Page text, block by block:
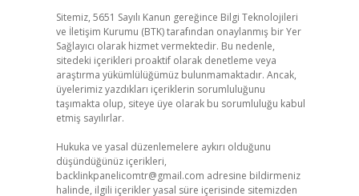
Sitemiz, 5651 Sayılı Kanun gereğince Bilgi Teknolojileri
ve İletişim Kurumu (BTK) tarafından onaylanmış bir Yer
Sağlayıcı olarak hizmet vermektedir. Bu nedenle,
sitedeki içerikleri proaktif olarak denetleme veya
araştırma yükümlülüğümüz bulunmamaktadır. Ancak,
üyelerimiz yazdıkları içeriklerin sorumluluğunu
taşımakta olup, siteye üye olarak bu sorumluluğu kabul
etmiş sayılırlar.
Hukuka ve yasal düzenlemelere aykırı olduğunu
düşündüğünüz içerikleri,
backlinkpanelicomtr@gmail.com adresine bildirmeniz
halinde, ilgili içerikler yasal süre içerisinde sitemizden